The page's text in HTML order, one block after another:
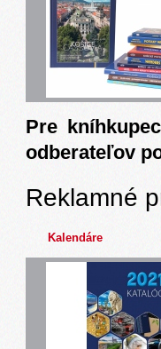
Pre
odberateľov
Reklamné
Kalendáre